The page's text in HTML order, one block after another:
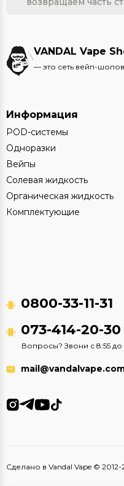
VANDAL Vape
— это сеть вейп-
Информация
POD-системы
Одноразки
Вейпы
Солевая жидкость
Органическая жидкость
Комплектующие
0800-33-11-31
073-414-20-30
Вопросы? Звони с 8:55 до
Сделано в Vandal Vape © 2012-